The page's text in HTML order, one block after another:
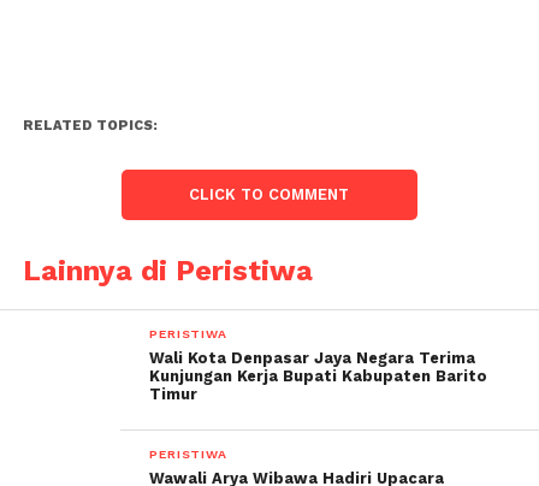
RELATED TOPICS:
CLICK TO COMMENT
Lainnya di Peristiwa
PERISTIWA
Wali Kota Denpasar Jaya Negara Terima
Kunjungan Kerja Bupati Kabupaten Barito
Timur
PERISTIWA
Wawali Arya Wibawa Hadiri Upacara